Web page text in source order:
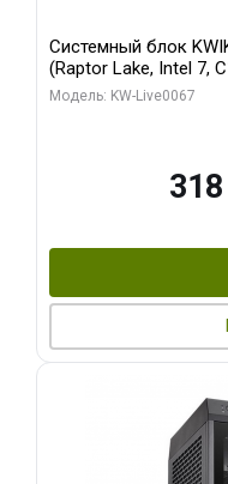
Системный блок
(Raptor Lake, Intel 7,
RTX5080
Модель: KW-Live0067